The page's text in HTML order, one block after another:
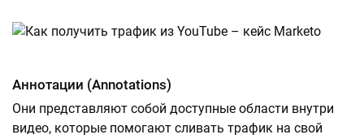
Аннотации (Annotations)
Они представляют собой доступные области внутри
видео, которые помогают сливать трафик на свой